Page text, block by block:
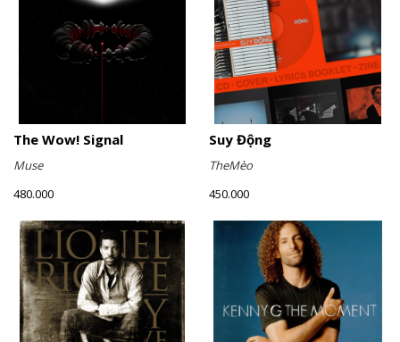
The Wow! Signal
Muse
480.000
Suy Động
TheMèo
450.000